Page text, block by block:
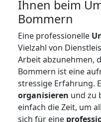
Ihnen beim
Bommern
Eine professionelle
Vielzahl von
Arbeit abzunehmen,
Bommern ist eine
stressige Erfahrung.
organisieren und zu
einfach die Zeit, um
sich für eine